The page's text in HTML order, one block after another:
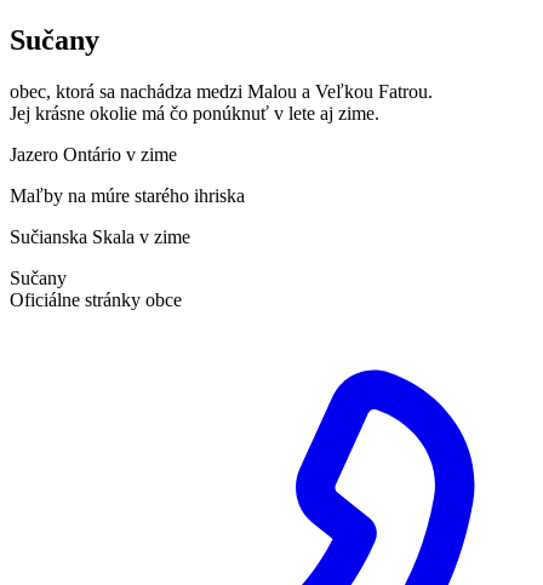
Sučany
obec, ktorá sa nachádza medzi Malou a Veľkou Fatrou.
Jej krásne okolie má čo ponúknuť v lete aj zime.
Jazero Ontário v zime
Maľby na múre starého ihriska
Sučianska Skala v zime
Sučany
Oficiálne stránky obce